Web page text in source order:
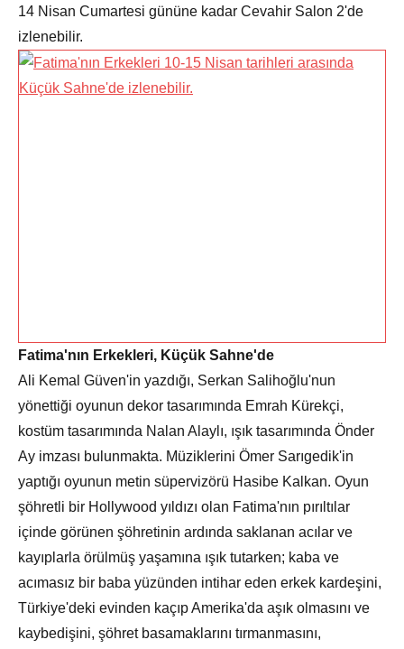
14 Nisan Cumartesi gününe kadar Cevahir Salon 2'de
izlenebilir.
Fatima'nın Erkekleri, Küçük Sahne'de
Ali Kemal Güven'in yazdığı, Serkan Salihoğlu'nun
yönettiği oyunun dekor tasarımında Emrah Kürekçi,
kostüm tasarımında Nalan Alaylı, ışık tasarımında Önder
Ay imzası bulunmakta. Müziklerini Ömer Sarıgedik'in
yaptığı oyunun metin süpervizörü Hasibe Kalkan. Oyun
şöhretli bir Hollywood yıldızı olan Fatima'nın pırıltılar
içinde görünen şöhretinin ardında saklanan acılar ve
kayıplarla örülmüş yaşamına ışık tutarken; kaba ve
acımasız bir baba yüzünden intihar eden erkek kardeşini,
Türkiye'deki evinden kaçıp Amerika'da aşık olmasını ve
kaybedişini, şöhret basamaklarını tırmanmasını,